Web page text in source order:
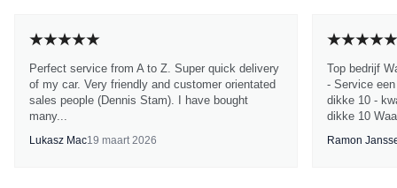
Perfect service from A to Z. Super quick delivery
of my car. Very friendly and customer orientated
sales people (Dennis Stam). I have bought
many...
Lukasz Mac19 maart 2026
Top bedrijf
- Service
dikke 10 -
dikke 10
Ramon